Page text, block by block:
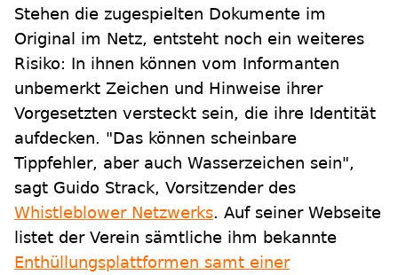
Stehen die zugespielten Dokumente im
Original im Netz, entsteht noch ein weiteres
Risiko: In ihnen können vom Informanten
unbemerkt Zeichen und Hinweise ihrer
Vorgesetzten versteckt sein, die ihre Identität
aufdecken. "Das können scheinbare
Tippfehler, aber auch Wasserzeichen sein",
sagt Guido Strack, Vorsitzender des
Whistleblower Netzwerks. Auf seiner Webseite
listet der Verein sämtliche ihm bekannte
Enthüllungsplattformen samt einer